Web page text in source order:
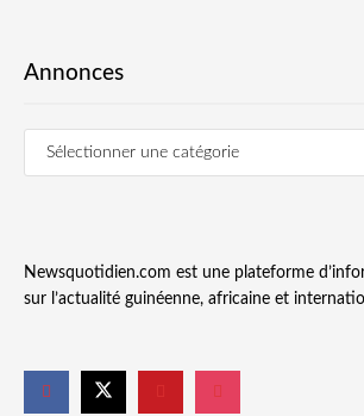
Annonces
Newsquotidien.com est une plateforme
sur l’actualité guinéenne, africaine et